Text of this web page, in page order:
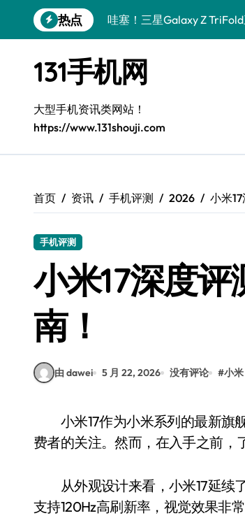
到
热点
数码小白必看！小米17 Pro
数码小白惊了！三星Galaxy
数码小白必看！vivo S50新
数码小白惊了！vivo S50
数码小白必看！小米17 Pro
数码小白惊了！三星Z
131手机网
大型手机资讯类网站！
https://www.131shouji.com
首页 资讯 手机评测 2026 小米
手机评测
小米17深度
南！
由 dawei 5 月 22, 2026 没有评论 #小米
小米17作为小米系列的最新旗舰，凭借其强大的硬件配置和亲民的价格，迅速吸引了大量消
费者的关注。然而，在入手之前，
从外观设计来看，小米17延续了
支持120Hz高刷新率，视觉效果非